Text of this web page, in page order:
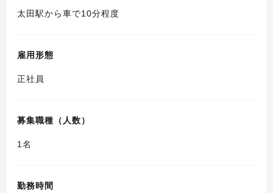
太田駅から車で10分程度
雇用形態
正社員
募集職種（人数）
1名
勤務時間